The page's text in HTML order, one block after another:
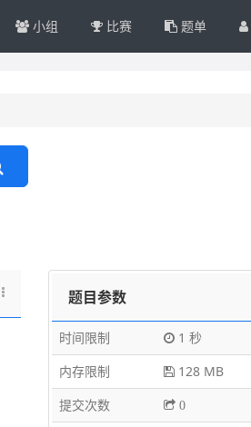
小组 比赛 题单
题目参数
时间限制
1 秒
内存限制
128 MB
提交次数
0